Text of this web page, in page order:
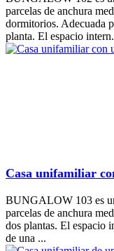
parcelas de anchura
dormitorios. Adecuada
planta. El espacio
Casa unifamiliar
BUNGALOW 103 es
parcelas de anchura
dos plantas. El espacio
de una ...